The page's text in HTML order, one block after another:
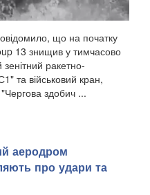
що на початку
13 знищив у тимчасово
ракетно-
та військовий кран,
здобич ...
аеродром
про удари та